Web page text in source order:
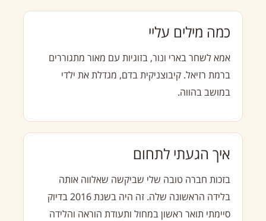
כמה מילים עליי
אמא לשחר בארי ונור, בזוגיות עם מאור מתגוררים
ברמת רזיאל. קיבוצניקית בדם, מגדלת את ילדי
במושב בהווה.
איך הגעתי לתחום
בזכות חברה טובה שלי שביקשה שאלווה אותה
בלידה הראשונה שלה. זה היה בשנת 2016 בדיוק
סיימתי תואר ראשון במחול ותעודת הוראה והלידה